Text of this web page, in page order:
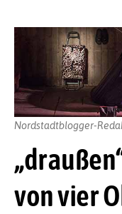
von vier
Nordstadtblogger-